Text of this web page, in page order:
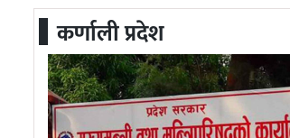
अर्थतन्त्र
स्वास्थ्य/
शिक्षा
मनोरन्जन
कर्णाली प्रदेश